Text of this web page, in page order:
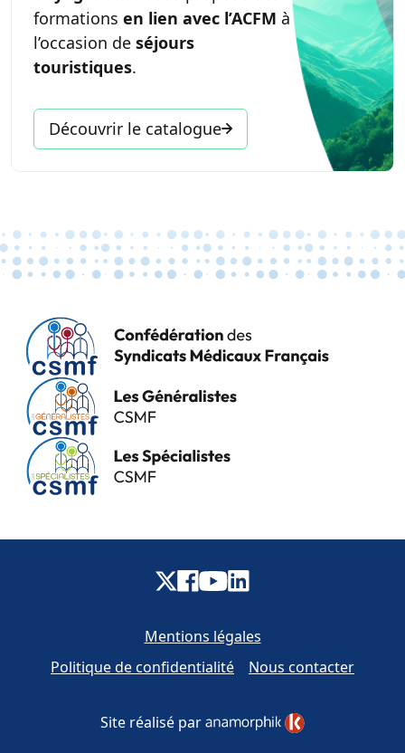
formations en lien avec l’ACFM à
l’occasion de séjours
touristiques.
Découvrir le catalogue
Mentions légales
Politique de confidentialité
Nous contacter
Site réalisé par